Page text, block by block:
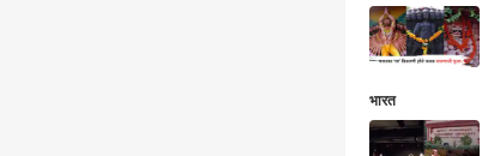
भारत